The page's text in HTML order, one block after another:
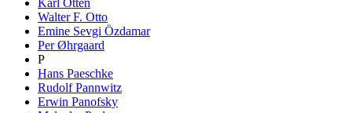
Walter F. Otto
Emine Sevgi Özdamar
Per Øhrgaard
P
Hans Paeschke
Rudolf Pannwitz
Erwin Panofsky